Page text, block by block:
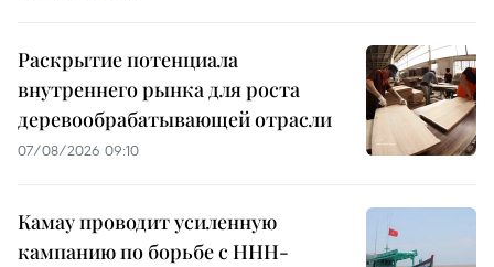
Раскрытие потенциала
внутреннего рынка для роста
деревообрабатывающей отрасли
07/08/2026 09:10
Камау проводит усиленную
кампанию по борьбе с ННН-